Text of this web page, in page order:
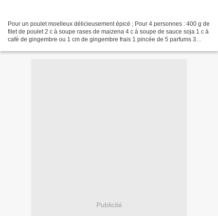
Pour un poulet moelleux délicieusement épicé ; Pour 4 personnes : 400 g de
filet de poulet 2 c à soupe rases de maizena 4 c à soupe de sauce soja 1 c à
café de gingembre ou 1 cm de gingembre frais 1 pincée de 5 parfums 3
Publicité